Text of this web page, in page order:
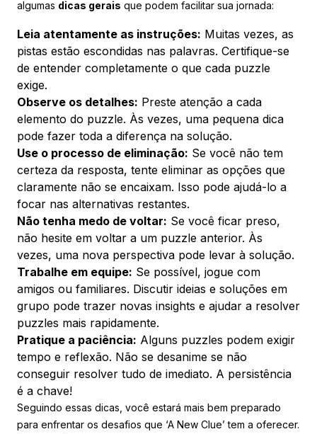
algumas dicas gerais que podem facilitar sua jornada:
Leia atentamente as instruções: Muitas vezes, as
pistas estão escondidas nas palavras. Certifique-se
de entender completamente o que cada puzzle
exige.
Observe os detalhes: Preste atenção a cada
elemento do puzzle. Às vezes, uma pequena dica
pode fazer toda a diferença na solução.
Use o processo de eliminação: Se você não tem
certeza da resposta, tente eliminar as opções que
claramente não se encaixam. Isso pode ajudá-lo a
focar nas alternativas restantes.
Não tenha medo de voltar: Se você ficar preso,
não hesite em voltar a um puzzle anterior. Às
vezes, uma nova perspectiva pode levar à solução.
Trabalhe em equipe: Se possível, jogue com
amigos ou familiares. Discutir ideias e soluções em
grupo pode trazer novas insights e ajudar a resolver
puzzles mais rapidamente.
Pratique a paciência: Alguns puzzles podem exigir
tempo e reflexão. Não se desanime se não
conseguir resolver tudo de imediato. A persistência
é a chave!
Seguindo essas dicas, você estará mais bem preparado
para enfrentar os desafios que ‘A New Clue’ tem a oferecer.